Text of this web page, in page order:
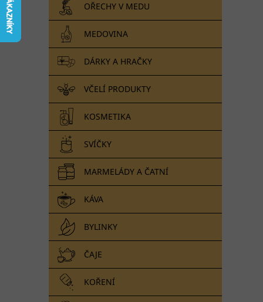
p
OŘECHY V MEDU
MEDOVINA
DÁRKY A HRAČKY
VČELÍ PRODUKTY
KOSMETIKA
SVÍČKY
MARMELÁDY A ČATNÍ
KÁVA
BYLINKY
ČAJE
KOŘENÍ